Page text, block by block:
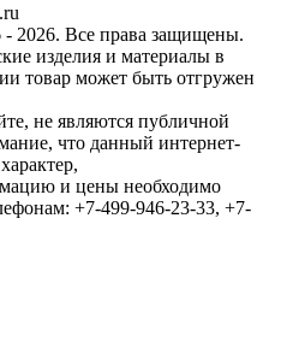
Все права защищены.
изделия и материалы в
товар может быть отгружен
не являются публичной
что данный интернет-
и цены необходимо
+7-499-946-23-33, +7-